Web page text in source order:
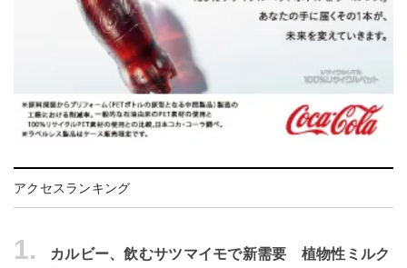
アクセスランキング
1.
カルビー、飲むサツマイモで新需要 植物性ミルク